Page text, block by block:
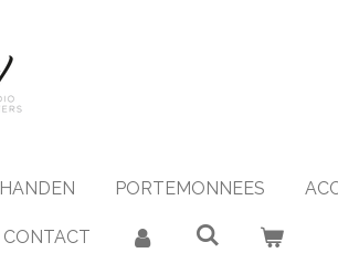
HANDEN PORTEMONNEES
CONTACT